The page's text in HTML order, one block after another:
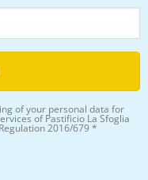
of your personal data for
of Pastificio La Sfoglia
2016/679 *